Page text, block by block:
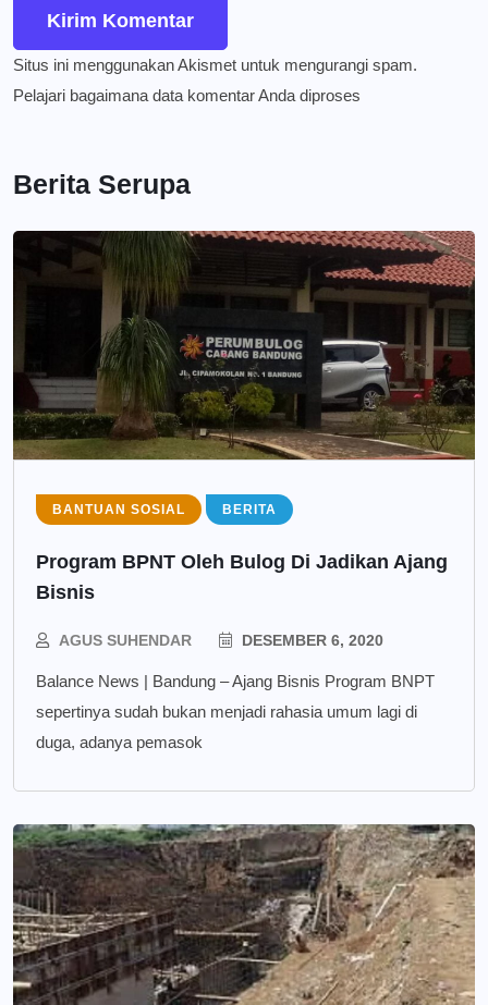
Situs ini menggunakan Akismet untuk mengurangi spam.
Pelajari bagaimana data komentar Anda diproses
Berita Serupa
BANTUAN SOSIAL BERITA
Program BPNT Oleh Bulog Di Jadikan Ajang
Bisnis
AGUS SUHENDAR DESEMBER 6, 2020
Balance News | Bandung – Ajang Bisnis Program BNPT
sepertinya sudah bukan menjadi rahasia umum lagi di
duga, adanya pemasok